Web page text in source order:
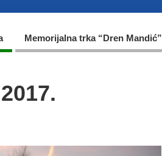
Memorijalna trka “Dren Mandić”